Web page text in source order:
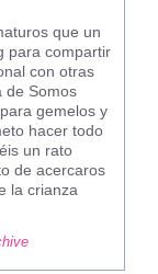
que un
para compartir
con otras
de Somos
gemelos y
hacer todo
un rato
de acercaros
la crianza